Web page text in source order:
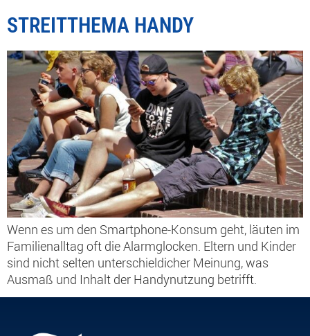
STREITTHEMA HANDY
Wenn es um den Smartphone-Konsum geht, läuten im
Familienalltag oft die Alarmglocken. Eltern und Kinder
sind nicht selten unterschieldicher Meinung, was
Ausmaß und Inhalt der Handynutzung betrifft.